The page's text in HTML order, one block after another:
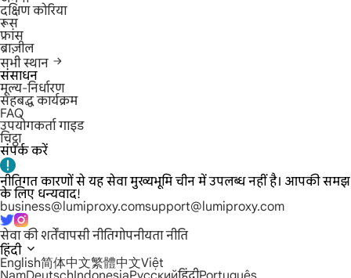
दक्षिण कोरिया
रूस
फ्रांस
ब्राज़ील
सभी स्थान
संसाधन
मूल्य-निर्धारण
सहबद्ध कार्यक्रम
FAQ
उपयोगकर्ता गाइड
चिट्ठा
संपर्क करें
नीतिगत कारणों से यह सेवा मुख्यभूमि चीन में उपलब्ध नहीं है। आपकी समझ
के लिए धन्यवाद!
business@lumiproxy.comsupport@lumiproxy.com
सेवा की शर्तेंवापसी नीतिगोपनीयता नीति
हिंदी
English简体中文繁體中文Việt